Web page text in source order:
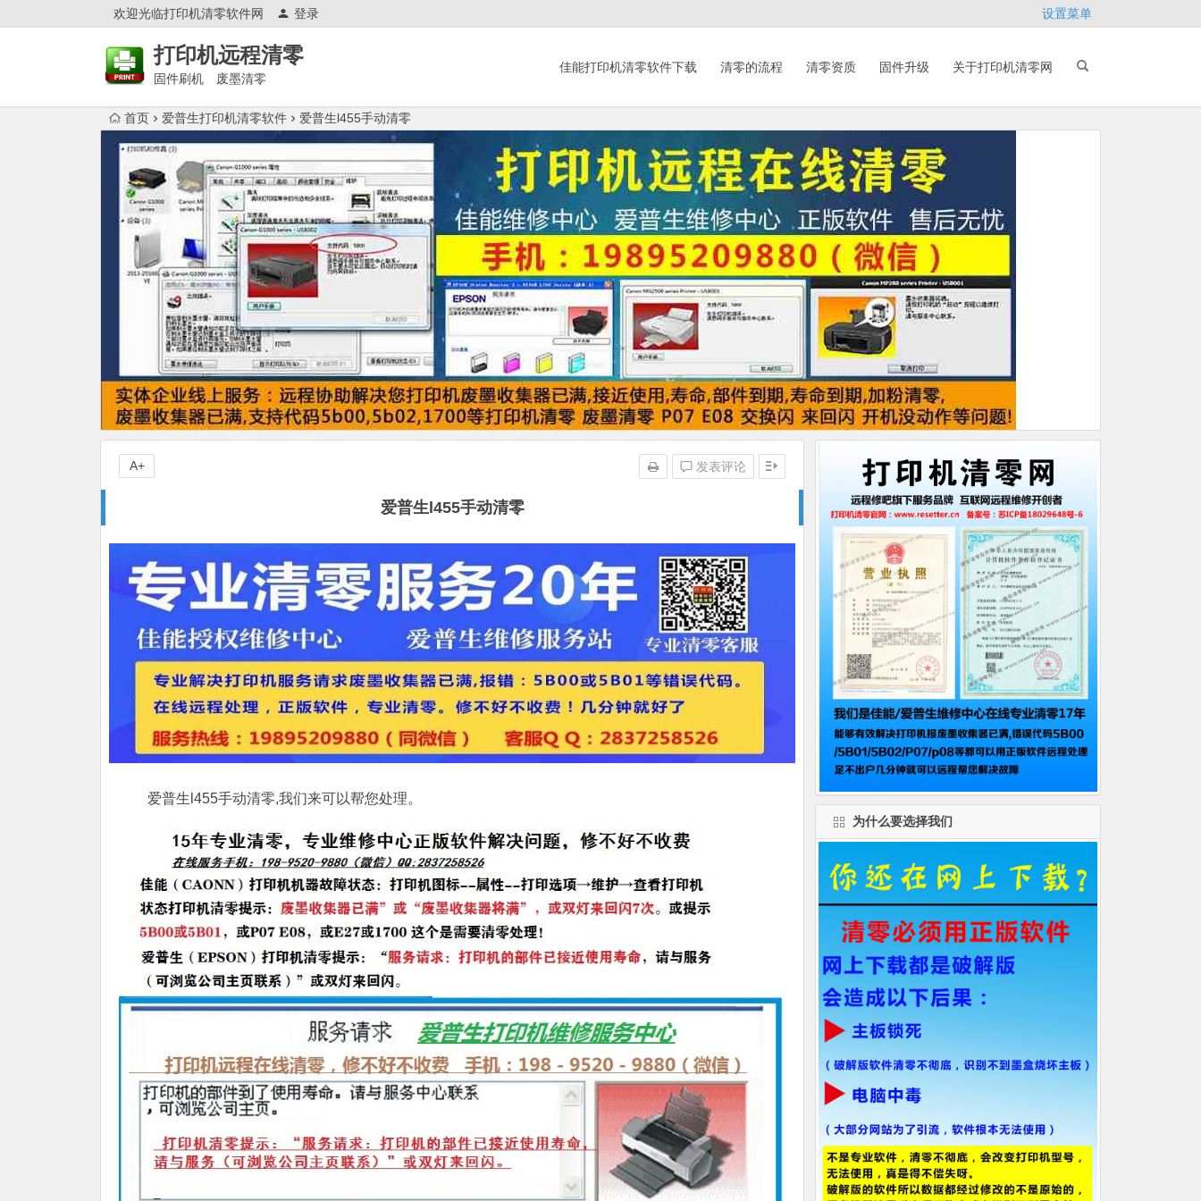
欢迎光临打印机清零软件网 登录 设置菜单
打印机远程清零
固件刷机 废墨清零
佳能打印机清零软件下载 清零的流程 清零资质 固件升级 关于打印机清零网
首页 爱普生打印机清零软件 爱普生l455手动清零
爱普生l455手动清零
发表评论
A+
爱普生l455手动清零,我们来可以帮您处理。
为什么要选择我们